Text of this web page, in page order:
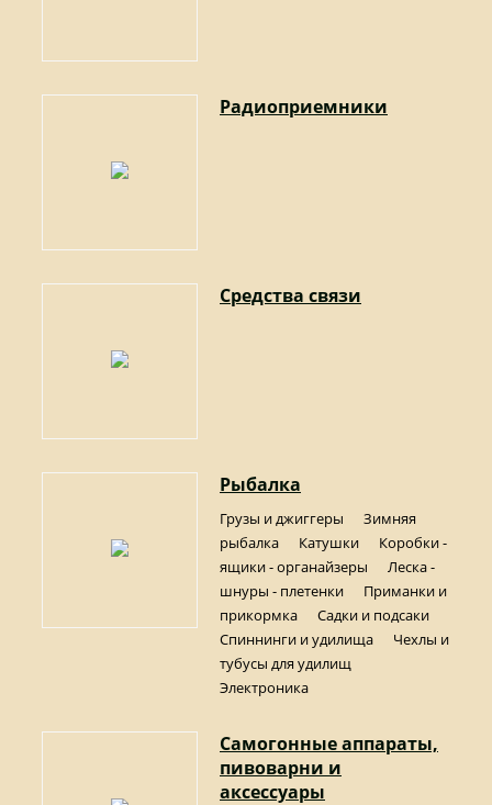
Радиоприемники
Средства связи
Рыбалка
Грузы и джиггеры
Зимняя
рыбалка
Катушки
Коробки -
ящики - органайзеры
Леска -
шнуры - плетенки
Приманки и
прикормка
Садки и подсаки
Спиннинги и удилища
Чехлы и
тубусы для удилищ
Электроника
Самогонные аппараты,
пивоварни и
аксессуары